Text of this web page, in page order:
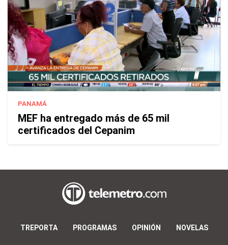
PANAMÁ
MEF ha entregado más de 65 mil
certificados del Cepanim
TREPORTA PROGRAMAS OPINIÓN NOVELAS